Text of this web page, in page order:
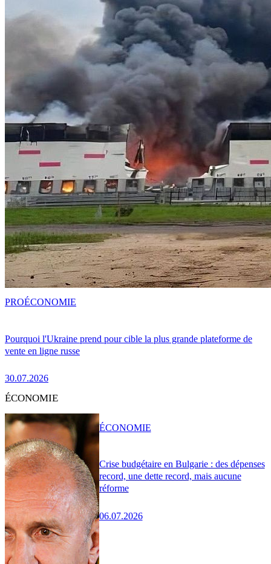
Pourquoi l'Ukraine prend pour cible la plus grande plateforme de
vente en ligne russe
30.07.2026
PROÉCONOMIE
ÉCONOMIE
Crise budgétaire en Bulgarie : des dépenses
record, une dette record, mais aucune
réforme
06.07.2026
ÉCONOMIE